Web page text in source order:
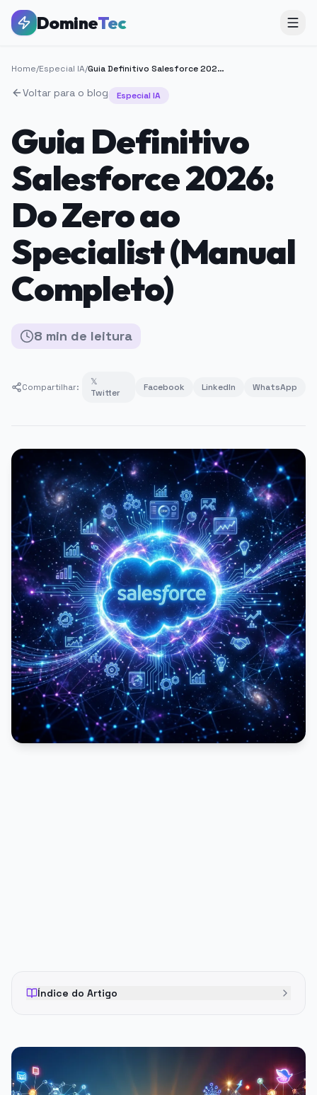
DomineTec
Home/Especial IA/ Guia Definitivo Salesforce 2026: Do Zero ao Specialist (Manual Completo)
Voltar para o blog Especial IA
Guia Definitivo
Salesforce 2026:
Do Zero ao
Specialist (Manual
Completo)
8 min de leitura
Compartilhar:
𝕏
Twitter
Facebook LinkedIn WhatsApp
Índice do Artigo